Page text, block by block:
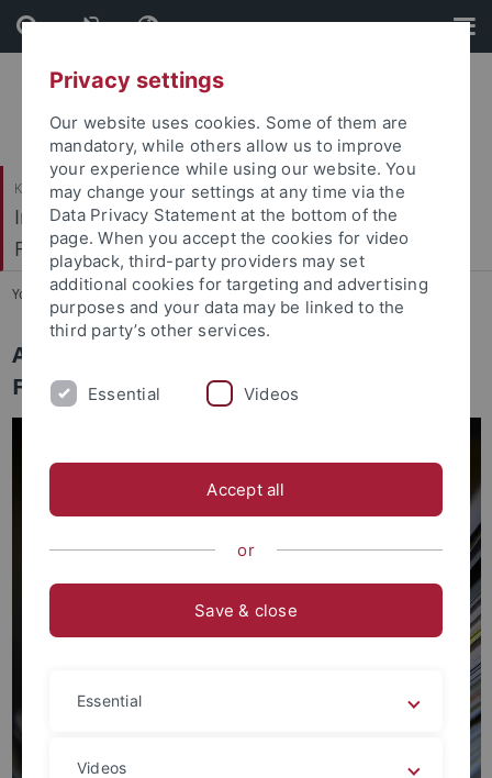
Skip
to
content
Skip
to
footer
Katholisch-Theologische Fakultät
Institut für Ökumenische und Interreligiöse
Forschung
You are here: Startseite ... Aktuelles
Aktuelle Themen der Jüdisch-Islamischen
Forschungsstelle
Privacy settings
Our website uses cookies. Some of them are
mandatory, while others allow us to improve
your experience while using our website. You
may change your settings at any time via the
Data Privacy Statement at the bottom of the
page. When you accept the cookies for video
playback, third-party providers may set
additional cookies for targeting and advertising
purposes and your data may be linked to the
third party’s other services.
Essential Videos
Accept all
or
Save & close
Essential
Videos